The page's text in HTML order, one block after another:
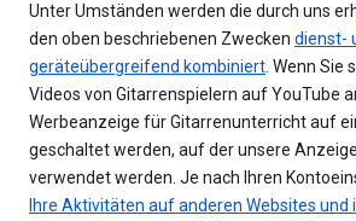
Unter Umständen werden die durch uns
den oben beschriebenen Zwecken dienst-
geräteübergreifend kombiniert . Wenn Sie
Videos von Gitarrenspielern auf YouTube
Werbeanzeige für Gitarrenunterricht auf
geschaltet werden, auf der unsere
verwendet werden. Je nach Ihren
Ihre Aktivitäten auf anderen Websites und